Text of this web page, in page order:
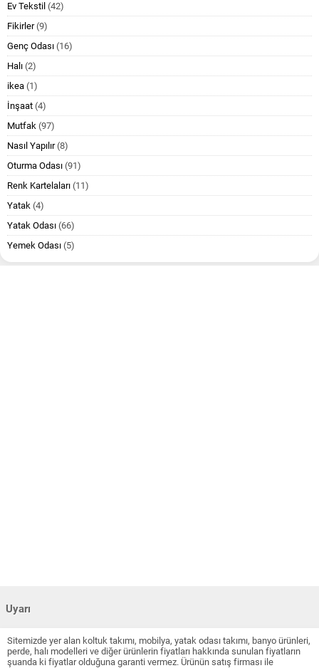
Ev Tekstil (42)
Fikirler(9)
Genç Odası (16)
Halı (2)
ikea (1)
İnşaat (4)
Mutfak (97)
Nasıl Yapılır(8)
Oturma Odası (91)
Renk Kartelaları (11)
Yatak (4)
Yatak Odası (66)
Yemek Odası (5)
Uyarı
Sitemizde yer alan koltuk takımı, mobilya, yatak odası takımı, banyo ürünleri,
perde, halı modelleri ve diğer ürünlerin fiyatları hakkında sunulan fiyatların
şuanda ki fiyatlar olduğuna garanti vermez. Ürünün satış firması ile